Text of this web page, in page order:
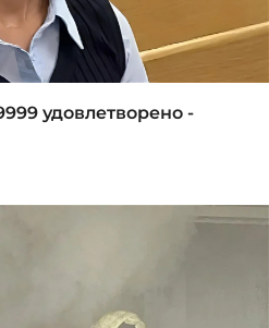
удовлетворено -